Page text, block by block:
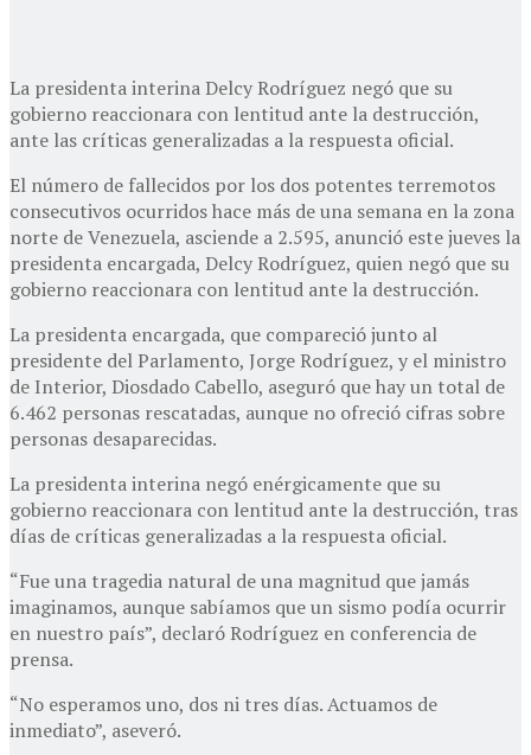
La presidenta interina Delcy Rodríguez negó que su
gobierno reaccionara con lentitud ante la destrucción,
ante las críticas generalizadas a la respuesta oficial.
El número de fallecidos por los dos potentes terremotos
consecutivos ocurridos hace más de una semana en la zona
norte de Venezuela, asciende a 2.595, anunció este jueves la
presidenta encargada, Delcy Rodríguez, quien negó que su
gobierno reaccionara con lentitud ante la destrucción.
La presidenta encargada, que compareció junto al
presidente del Parlamento, Jorge Rodríguez, y el ministro
de Interior, Diosdado Cabello, aseguró que hay un total de
6.462 personas rescatadas, aunque no ofreció cifras sobre
personas desaparecidas.
La presidenta interina negó enérgicamente que su
gobierno reaccionara con lentitud ante la destrucción, tras
días de críticas generalizadas a la respuesta oficial.
“Fue una tragedia natural de una magnitud que jamás
imaginamos, aunque sabíamos que un sismo podía ocurrir
en nuestro país”, declaró Rodríguez en conferencia de
prensa.
“No esperamos uno, dos ni tres días. Actuamos de
inmediato”, aseveró.